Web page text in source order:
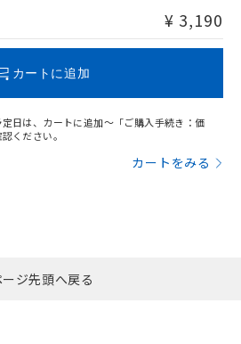
¥ 3,190
カートに追加
日は、カートに追加～「ご購入手続き：価
ください。
カートをみる
ージ先頭へ戻る